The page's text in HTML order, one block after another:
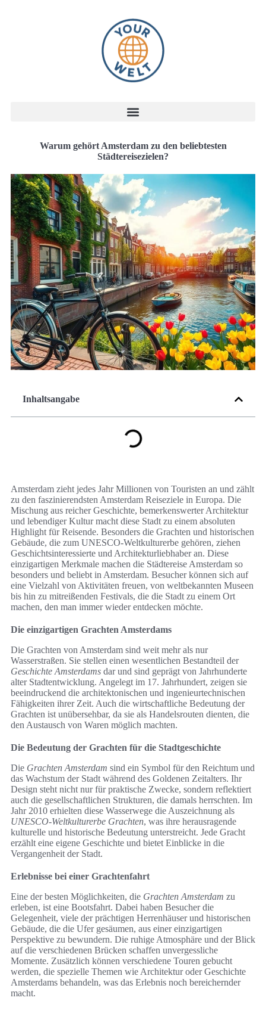
Warum gehört Amsterdam zu den beliebtesten
Städtereisezielen?
Inhaltsangabe
Amsterdam zieht jedes Jahr Millionen von Touristen an und zählt
zu den faszinierendsten Amsterdam Reiseziele in Europa. Die
Mischung aus reicher Geschichte, bemerkenswerter Architektur
und lebendiger Kultur macht diese Stadt zu einem absoluten
Highlight für Reisende. Besonders die Grachten und historischen
Gebäude, die zum UNESCO-Weltkulturerbe gehören, ziehen
Geschichtsinteressierte und Architekturliebhaber an. Diese
einzigartigen Merkmale machen die Städtereise Amsterdam so
besonders und beliebt in Amsterdam. Besucher können sich auf
eine Vielzahl von Aktivitäten freuen, von weltbekannten Museen
bis hin zu mitreißenden Festivals, die die Stadt zu einem Ort
machen, den man immer wieder entdecken möchte.
Die einzigartigen Grachten Amsterdams
Die Grachten von Amsterdam sind weit mehr als nur
Wasserstraßen. Sie stellen einen wesentlichen Bestandteil der
Geschichte Amsterdams dar und sind geprägt von Jahrhunderte
alter Stadtentwicklung. Angelegt im 17. Jahrhundert, zeigen sie
beeindruckend die architektonischen und ingenieurtechnischen
Fähigkeiten ihrer Zeit. Auch die wirtschaftliche Bedeutung der
Grachten ist unübersehbar, da sie als Handelsrouten dienten, die
den Austausch von Waren möglich machten.
Die Bedeutung der Grachten für die Stadtgeschichte
Die Grachten Amsterdam sind ein Symbol für den Reichtum und
das Wachstum der Stadt während des Goldenen Zeitalters. Ihr
Design steht nicht nur für praktische Zwecke, sondern reflektiert
auch die gesellschaftlichen Strukturen, die damals herrschten. Im
Jahr 2010 erhielten diese Wasserwege die Auszeichnung als
UNESCO-Weltkulturerbe Grachten, was ihre herausragende
kulturelle und historische Bedeutung unterstreicht. Jede Gracht
erzählt eine eigene Geschichte und bietet Einblicke in die
Vergangenheit der Stadt.
Erlebnisse bei einer Grachtenfahrt
Eine der besten Möglichkeiten, die Grachten Amsterdam zu
erleben, ist eine Bootsfahrt. Dabei haben Besucher die
Gelegenheit, viele der prächtigen Herrenhäuser und historischen
Gebäude, die die Ufer gesäumen, aus einer einzigartigen
Perspektive zu bewundern. Die ruhige Atmosphäre und der Blick
auf die verschiedenen Brücken schaffen unvergessliche
Momente. Zusätzlich können verschiedene Touren gebucht
werden, die spezielle Themen wie Architektur oder Geschichte
Amsterdams behandeln, was das Erlebnis noch bereichernder
macht.